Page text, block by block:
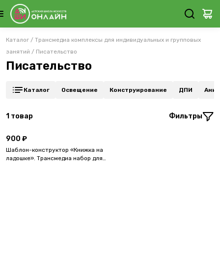
Каталог / Трансмедиа комплексы для индивидуальных и групповых
занятий / Писательство
Писательство
Каталог Освещение Конструирование ДПИ
1 товар Фильтры
900 ₽
Шаблон-конструктор «Книжка на
ладошке». Трансмедиа набор для